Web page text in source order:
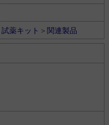
試薬キット ＞ 関連製品